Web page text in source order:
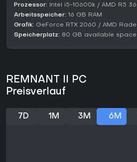
Gunslinger archetype setzt auf
Handler holt einen loyalen
Challenger priorisiert Robustheit
anspruchsvoller Action-RPGs mit
ideal, wenn prozedurale Vielfalt und
packen. Community-Diskussionen
zocken Kampagnen erneut durch. Es
Prozessor: Intel i5-10600k / AMD R5
Arbeitsspeicher: 16 GB RAM
Grafik: GeForce RTX 2060 / AMD
Speicherplatz: 80 GB available space
REMNANT II PC
Preisverlauf
7D 1M 3M 6M